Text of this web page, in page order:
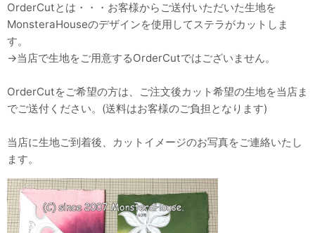
OrderCutとは・・・お客様からご送付いただいた生地を
MonsteraHouseのデザインを使用してステラがカットしま
す。
→当店で生地をご用意するOrderCutではございません。
OrderCutをご希望の方は、ご注文後カット希望の生地を当店ま
でご送付ください。(送料はお客様のご負担となります)
当店に生地ご到着後、カットイメージのお写真をご連絡いたし
ます。